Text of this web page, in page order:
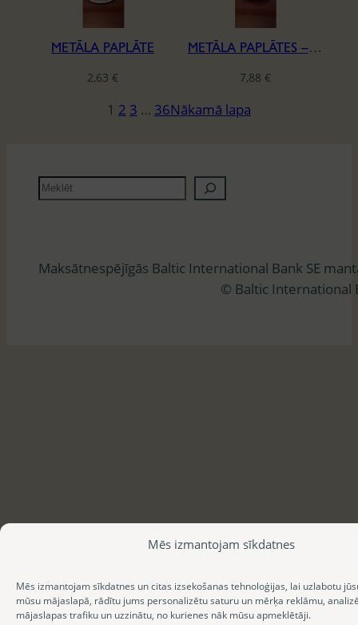
Mēs izmantojam sīkdatnes
Mēs izmantojam sīkdatnes un citas izsekošanas tehnoloģijas, lai uzlabotu
mūsu mājaslapā, rādītu jums personalizētu saturu un mērķa reklāmu,
mājaslapas trafiku un uzzinātu, no kurienes nāk mūsu apmeklētāji.
METĀLA PAPLĀTE
2,63€
METĀLA PAPLĀTES – KOMPLEKTS
7,88 €
1 2 3 … 36Nākamā lapa
M
e
ē
Maksātnespējīgās Baltic International Bank SE
© Baltic International